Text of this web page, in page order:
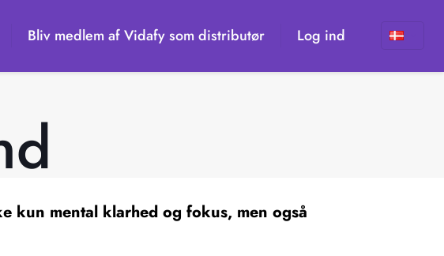
Bliv medlem af Vidafy som distributør Log ind
mental klarhed og fokus, men også